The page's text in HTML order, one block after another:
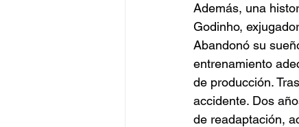
Además, una
Godinho,
Abandonó su
entrenamiento
de producción.
accidente. Dos
de readaptación,